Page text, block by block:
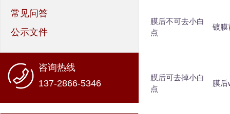
常见问答
公示文件
咨询热线
137-2866-5346
膜后不可去小白
点
镀膜
膜后可去掉小白
点
膜后